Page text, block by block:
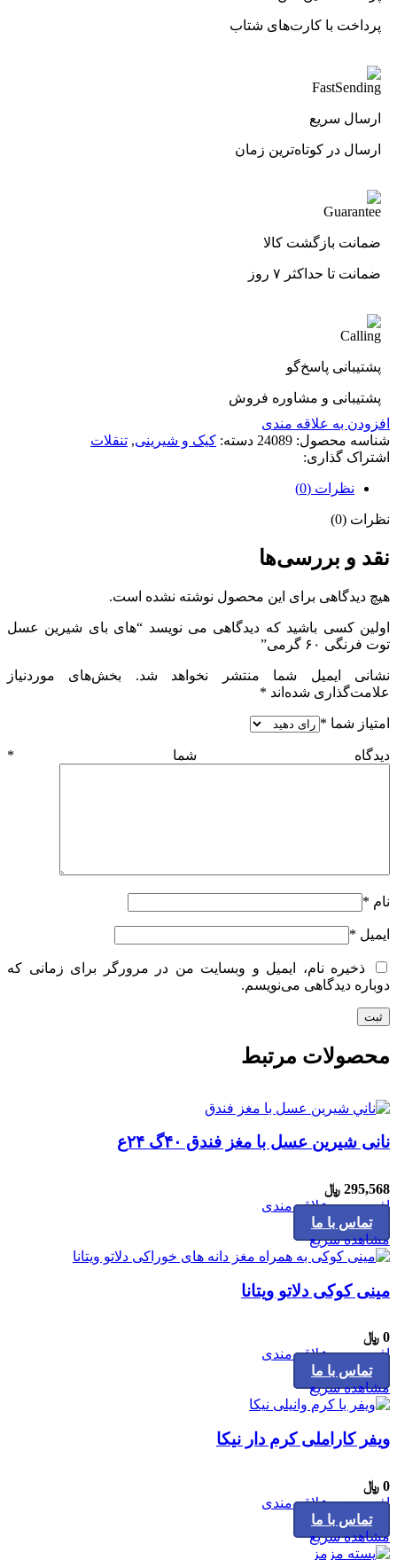
پرداخت با کارت‌های شتاب
ارسال سریع
ارسال در کوتاه‌ترین زمان
ضمانت بازگشت کالا
ضمانت تا حداکثر ۷ روز
پشتیبانی پاسخ‌گو
پشتیبانی و مشاوره فروش
افزودن به علاقه مندی
شناسه محصول: 24089 دسته: کیک و شیرینی, تنقلات
اشتراک گذاری:
نظرات (0)
نظرات (0)
نقد و بررسی‌ها
هیچ دیدگاهی برای این محصول نوشته نشده است.
اولین کسی باشید که دیدگاهی می نویسد “های بای شیرین عسل
توت فرنگی ۶۰ گرمی”
نشانی ایمیل شما منتشر نخواهد شد.
بخش‌های موردنیاز
علامت‌گذاری شده‌اند *
امتیاز شما *
دیدگاه شما *
نام *
ایمیل *
ذخیره نام، ایمیل و وبسایت من در مرورگر برای زمانی که
دوباره دیدگاهی می‌نویسم.
محصولات مرتبط
نانی شیرین عسل با مغز فندق ۴۰گ ۲۴ع
295,568 ﷼
افزودن به علاقه مندی
تماس با ما
مشاهده سریع
مینی کوکی دلاتو ویتانا
0 ﷼
افزودن به علاقه مندی
تماس با ما
مشاهده سریع
ویفر کاراملی کرم دار نیکا
0 ﷼
افزودن به علاقه مندی
تماس با ما
مشاهده سریع